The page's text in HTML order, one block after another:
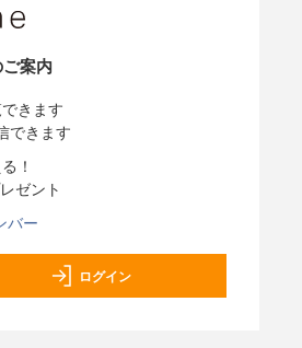
案内
きます
できます
！
ゼント
バー
ログイン